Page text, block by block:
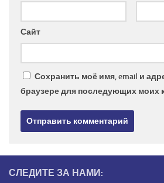
Сайт
Сохранить моё имя, email и
браузере для последующих моих
СЛЕДИТЕ ЗА НАМИ: